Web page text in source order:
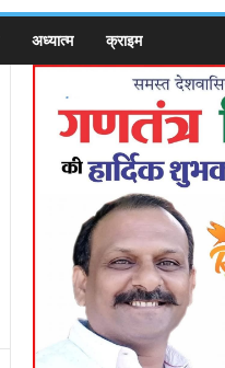
अध्यात्म क्राइम